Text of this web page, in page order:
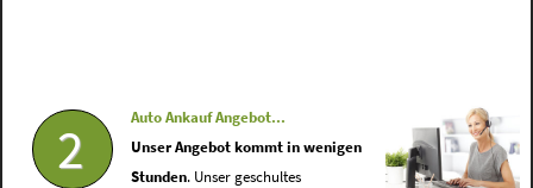
2
Auto Ankauf Angebot...
Unser Angebot kommt in wenigen
Stunden. Unser geschultes